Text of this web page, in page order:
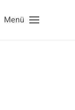
Menü